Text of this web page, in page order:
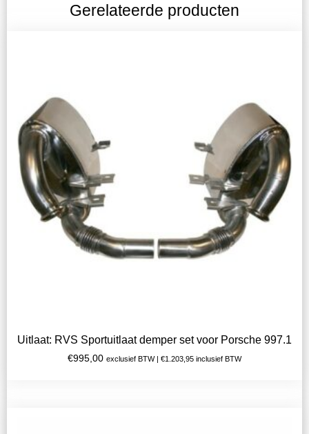
Gerelateerde producten
Uitlaat: RVS Sportuitlaat demper set voor Porsche 997.1
€995,00 exclusief BTW | €1.203,95 inclusief BTW